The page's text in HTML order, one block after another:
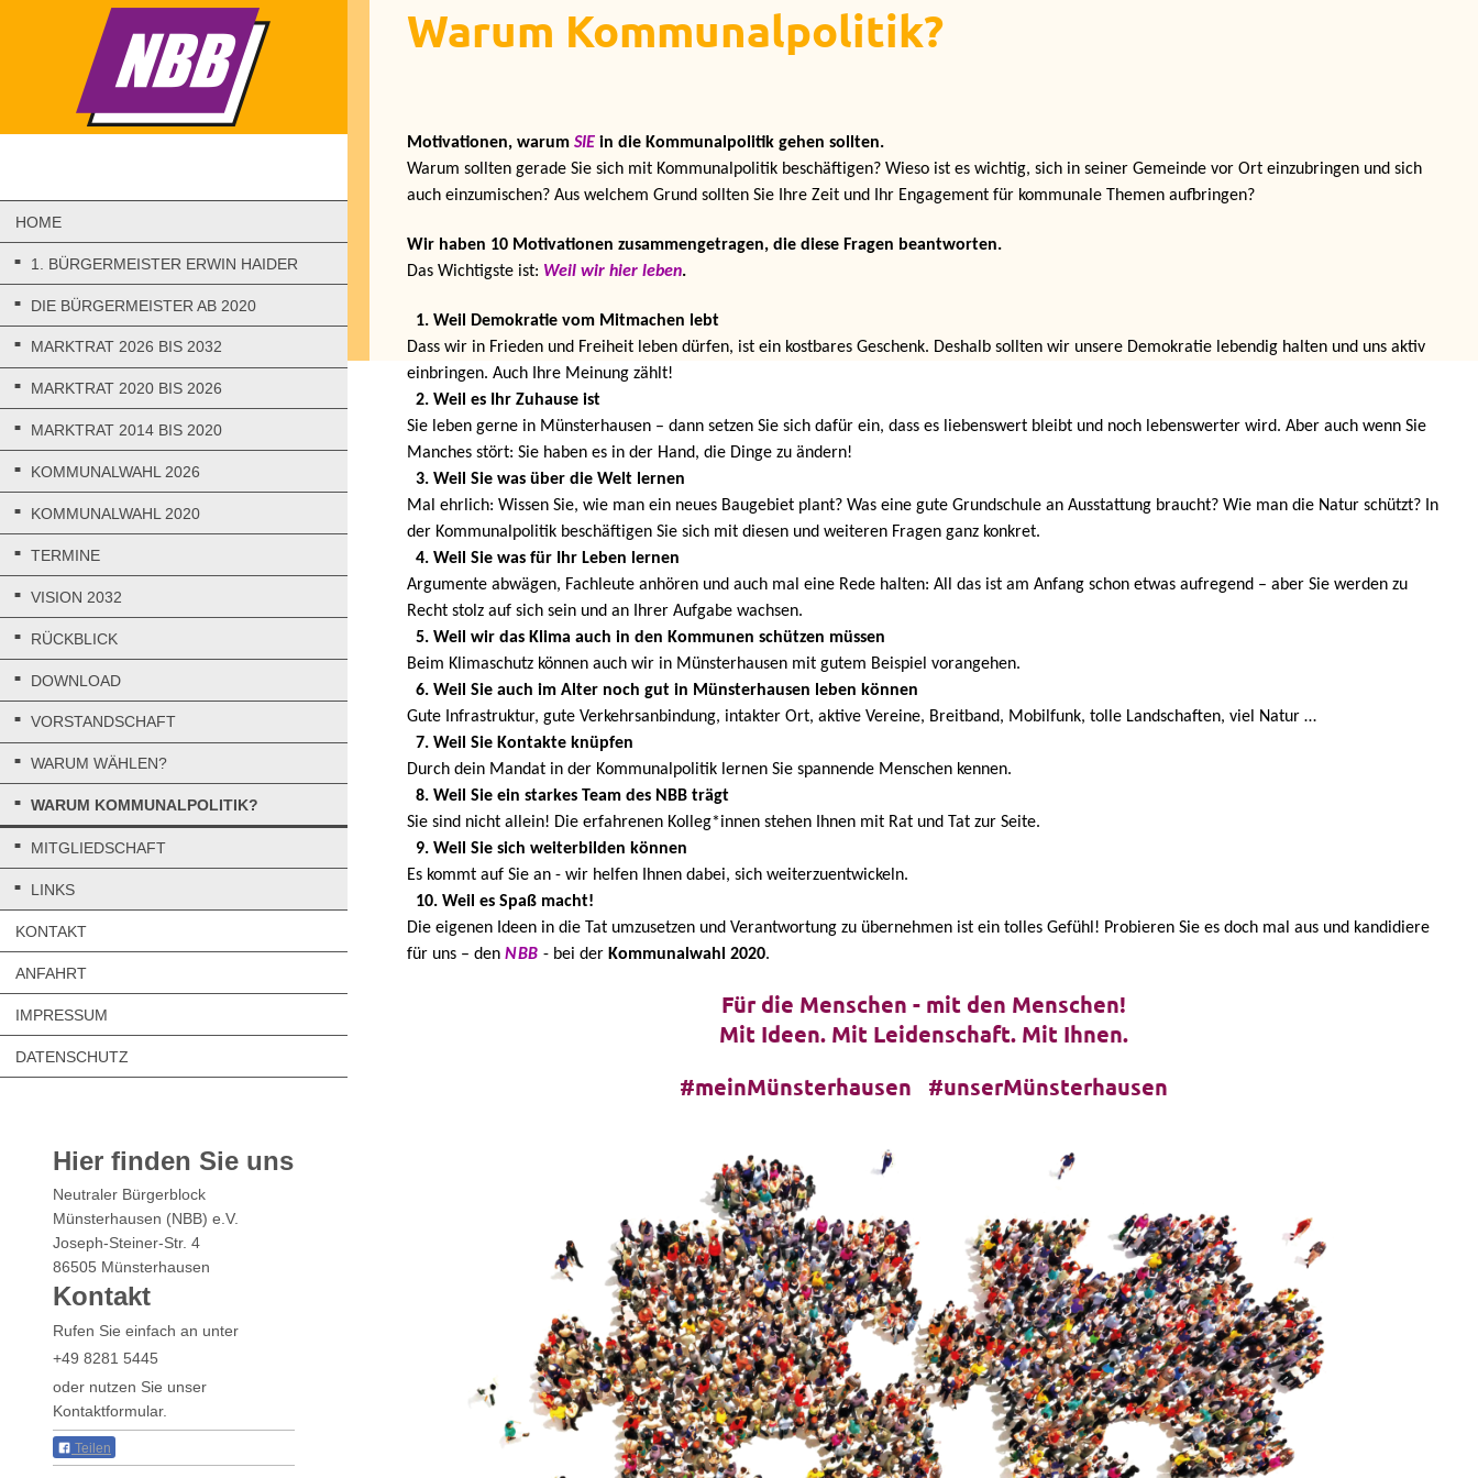
HOME
1. BÜRGERMEISTER ERWIN HAIDER
DIE BÜRGERMEISTER AB 2020
MARKTRAT 2026 BIS 2032
MARKTRAT 2020 BIS 2026
MARKTRAT 2014 BIS 2020
KOMMUNALWAHL 2026
KOMMUNALWAHL 2020
TERMINE
VISION 2032
RÜCKBLICK
DOWNLOAD
VORSTANDSCHAFT
WARUM WÄHLEN?
WARUM KOMMUNALPOLITIK?
MITGLIEDSCHAFT
LINKS
KONTAKT
ANFAHRT
IMPRESSUM
DATENSCHUTZ
Hier finden Sie uns
Neutraler Bürgerblock
Münsterhausen (NBB) e.V.
Joseph-Steiner-Str. 4
86505 Münsterhausen
Kontakt
Rufen Sie einfach an unter
+49 8281 5445
oder nutzen Sie unser
Kontaktformular.
Teilen
Warum Kommunalpolitik?
Motivationen, warum SIE in die Kommunalpolitik gehen sollten.
Warum sollten gerade Sie sich mit Kommunalpolitik beschäftigen? Wieso ist es wichtig, sich in seiner Gemeinde vor Ort einzubringen und sich
auch einzumischen? Aus welchem Grund sollten Sie Ihre Zeit und Ihr Engagement für kommunale Themen aufbringen?
Wir haben 10 Motivationen zusammengetragen, die diese Fragen beantworten.
Das Wichtigste ist: Weil wir hier leben.
1. Weil Demokratie vom Mitmachen lebt
Dass wir in Frieden und Freiheit leben dürfen, ist ein kostbares Geschenk. Deshalb sollten wir unsere Demokratie lebendig halten und uns aktiv
einbringen. Auch Ihre Meinung zählt!
2. Weil es
Ihr Zuhause ist
Sie leben gerne in Münsterhausen – dann setzen Sie sich dafür ein, dass es liebenswert bleibt und noch lebenswerter wird. Aber auch wenn Sie
Manches stört: Sie haben es in der Hand, die Dinge zu ändern!
3. Weil Sie was über die Welt lernen
Mal ehrlich: Wissen Sie, wie man ein neues Baugebiet plant? Was eine gute Grundschule an Ausstattung braucht? Wie man die Natur schützt? In
der Kommunalpolitik beschäftigen Sie sich mit diesen und weiteren Fragen ganz konkret.
4. Weil Sie was für Ihr Leben lernen
Argumente abwägen, Fachleute anhören und auch mal eine Rede halten: All das ist am Anfang schon etwas aufregend – aber Sie werden zu
Recht stolz auf sich sein und an
Ihrer Aufgabe wachsen.
5. Weil wir das Klima auch in den Kommunen schützen müssen
Beim Klimaschutz können auch wir in Münsterhausen mit gutem Beispiel vorangehen.
6. Weil Sie auch im Alter noch gut in Münsterhausen leben können
Gute Infrastruktur, gute Verkehrsanbindung, intakter Ort, aktive Vereine, Breitband, Mobilfunk, tolle Landschaften, viel Natur …
7. Weil Sie Kontakte knüpfen
Durch dein Mandat in der Kommunalpolitik lernen Sie spannende Menschen kennen.
8. Weil Sie ein starkes Team des NBB trägt
Sie sind nicht allein! Die erfahrenen Kolleg*innen stehen
Ihnen mit Rat und Tat zur Seite.
9. Weil Sie sich weiterbilden können
Es kommt auf Sie an - wir helfen Ihnen dabei, sich weiterzuentwickeln.
10. Weil es Spaß macht!
Die eigenen Ideen in die Tat umzusetzen und Verantwortung zu übernehmen ist ein tolles Gefühl! Probieren Sie es doch mal aus und kandidiere
für uns – den NBB - bei der Kommunalwahl 2020.
Für die Menschen - mit den Menschen!
Mit Ideen. Mit Leidenschaft. Mit Ihnen.
#meinMünsterhausen #unserMünsterhausen